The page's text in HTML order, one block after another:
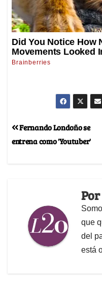
Fernando Londoño se
entrena como 'Youtuber'
Por
que
del
está